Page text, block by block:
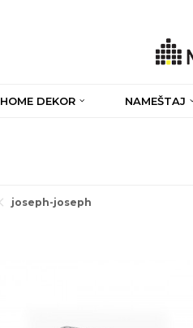
HOME DEKOR NAMEŠTAJ
joseph-joseph